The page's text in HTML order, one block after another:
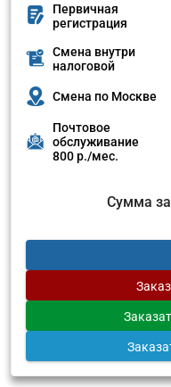
Первичная
регистрация
Смена внутри
налоговой
Смена по Москве
Почтовое
обслуживание
800 р./мес.
Сумма